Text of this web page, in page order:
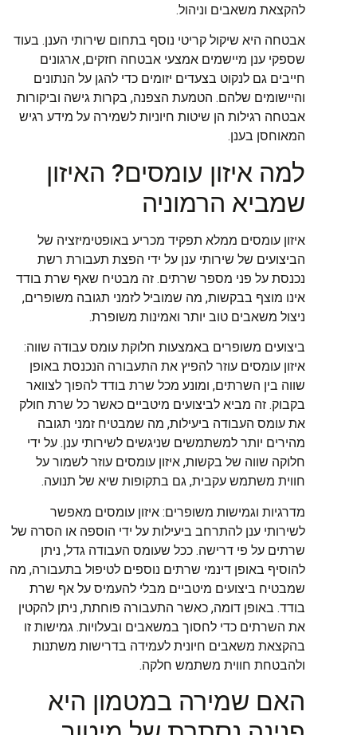
להקצאת משאבים וניהול.
אבטחה היא שיקול קריטי נוסף בתחום שירותי הענן. בעוד
שספקי ענן מיישמים אמצעי אבטחה חזקים, ארגונים
חייבים גם לנקוט בצעדים יזומים כדי להגן על הנתונים
והיישומים שלהם. הטמעת הצפנה, בקרות גישה וביקורות
אבטחה רגילות הן שיטות חיוניות לשמירה על מידע רגיש
המאוחסן בענן.
למה איזון עומסים? האיזון
שמביא הרמוניה
איזון עומסים ממלא תפקיד מכריע באופטימיזציה של
הביצועים של שירותי ענן על ידי הפצת תעבורת רשת
נכנסת על פני מספר שרתים. זה מבטיח שאף שרת בודד
אינו מוצף בבקשות, מה שמוביל לזמני תגובה משופרים,
ניצול משאבים טוב יותר ואמינות משופרת.
ביצועים משופרים באמצעות חלוקת עומס עבודה שווה:
איזון עומסים עוזר להפיץ את התעבורה הנכנסת באופן
שווה בין השרתים, ומונע מכל שרת בודד להפוך לצוואר
בקבוק. זה מביא לביצועים מיטביים כאשר כל שרת חולק
את עומס העבודה ביעילות, מה שמבטיח זמני תגובה
מהירים יותר למשתמשים שניגשים לשירותי ענן. על ידי
חלוקה שווה של בקשות, איזון עומסים עוזר לשמור על
חווית משתמש עקבית, גם בתקופות שיא של תנועה.
מדרגיות וגמישות משופרים: איזון עומסים מאפשר
לשירותי ענן להתרחב ביעילות על ידי הוספה או הסרה של
שרתים על פי דרישה. ככל שעומס העבודה גדל, ניתן
להוסיף באופן דינמי שרתים נוספים לטיפול בתעבורה, מה
שמבטיח ביצועים מיטביים מבלי להעמיס על אף שרת
בודד. באופן דומה, כאשר התעבורה פוחתת, ניתן להקטין
את השרתים כדי לחסוך במשאבים ובעלויות. גמישות זו
בהקצאת משאבים חיונית לעמידה בדרישות משתנות
ולהבטחת חווית משתמש חלקה.
האם שמירה במטמון היא